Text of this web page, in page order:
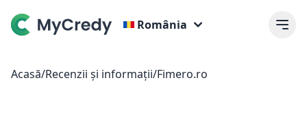
România
Acasă/Recenzii și informații/Fimero.ro